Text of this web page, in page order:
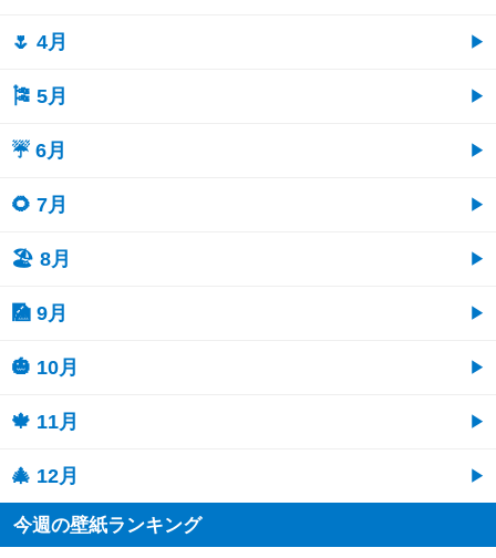
🌷 4月
🎏 5月
☔ 6月
🌻 7月
🏖 8月
🎑 9月
🎃 10月
🍁 11月
🎄 12月
今週の壁紙ランキング